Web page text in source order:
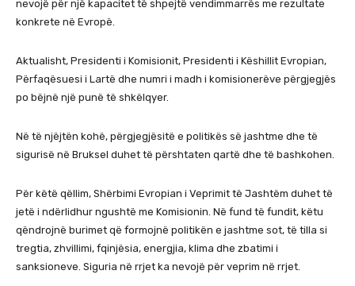
nevojë për një kapacitet të shpejtë vendimmarrës me rezultate
konkrete në Evropë.
Aktualisht, Presidenti i Komisionit, Presidenti i Këshillit Evropian,
Përfaqësuesi i Lartë dhe numri i madh i komisionerëve përgjegjës
po bëjnë një punë të shkëlqyer.
Në të njëjtën kohë, përgjegjësitë e politikës së jashtme dhe të
sigurisë në Bruksel duhet të përshtaten qartë dhe të bashkohen.
Për këtë qëllim, Shërbimi Evropian i Veprimit të Jashtëm duhet të
jetë i ndërlidhur ngushtë me Komisionin. Në fund të fundit, këtu
qëndrojnë burimet që formojnë politikën e jashtme sot, të tilla si
tregtia, zhvillimi, fqinjësia, energjia, klima dhe zbatimi i
sanksioneve. Siguria në rrjet ka nevojë për veprim në rrjet.